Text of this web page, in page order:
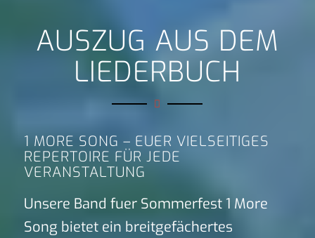
AUSZUG AUS DEM
LIEDERBUCH
1 MORE SONG – EUER VIELSEITIGES
REPERTOIRE FÜR JEDE
VERANSTALTUNG
Unsere Band fuer Sommerfest 1 More
Song bietet ein breitgefächertes